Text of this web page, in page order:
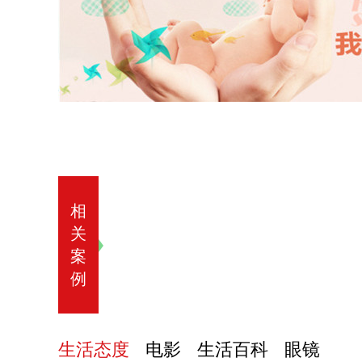
相
关
案
例
生活态度 电影 生活百科 眼镜